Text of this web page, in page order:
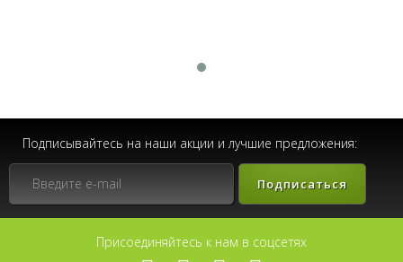
Подписывайтесь на наши акции и лучшие предложения:
Подписаться
Присоединяйтесь к нам в соцсетях